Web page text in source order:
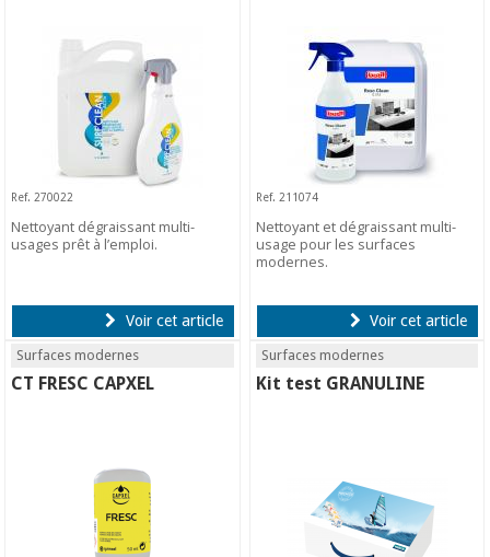
Ref. 270022
Nettoyant dégraissant multi-
usages prêt à l’emploi.
Voir cet article
Ref. 211074
Nettoyant et dégraissant multi-
usage pour les surfaces
modernes.
Voir cet article
Surfaces modernes
CT FRESC CAPXEL
Surfaces modernes
Kit test GRANULINE